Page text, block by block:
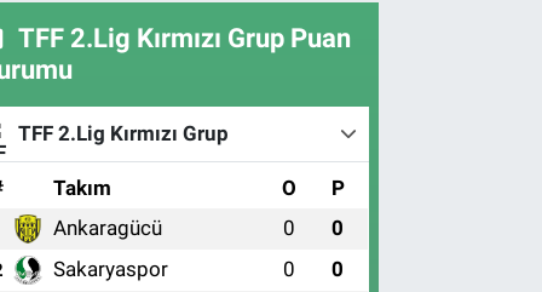
TFF 2.Lig Kırmızı Grup Puan
TFF 2.Lig Kırmızı Grup
Takım O P
Ankaragücü 0 0
Sakaryaspor 0 0